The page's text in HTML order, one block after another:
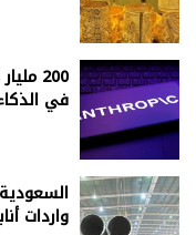
200
في
واردات